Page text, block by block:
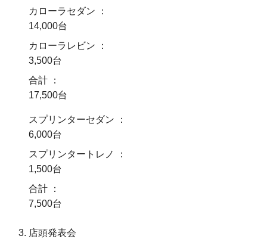
カローラセダン
14,000台
カローラレビン
3,500台
合計
17,500台
スプリンターセダン
6,000台
スプリンタートレノ
1,500台
合計
7,500台
店頭発表会